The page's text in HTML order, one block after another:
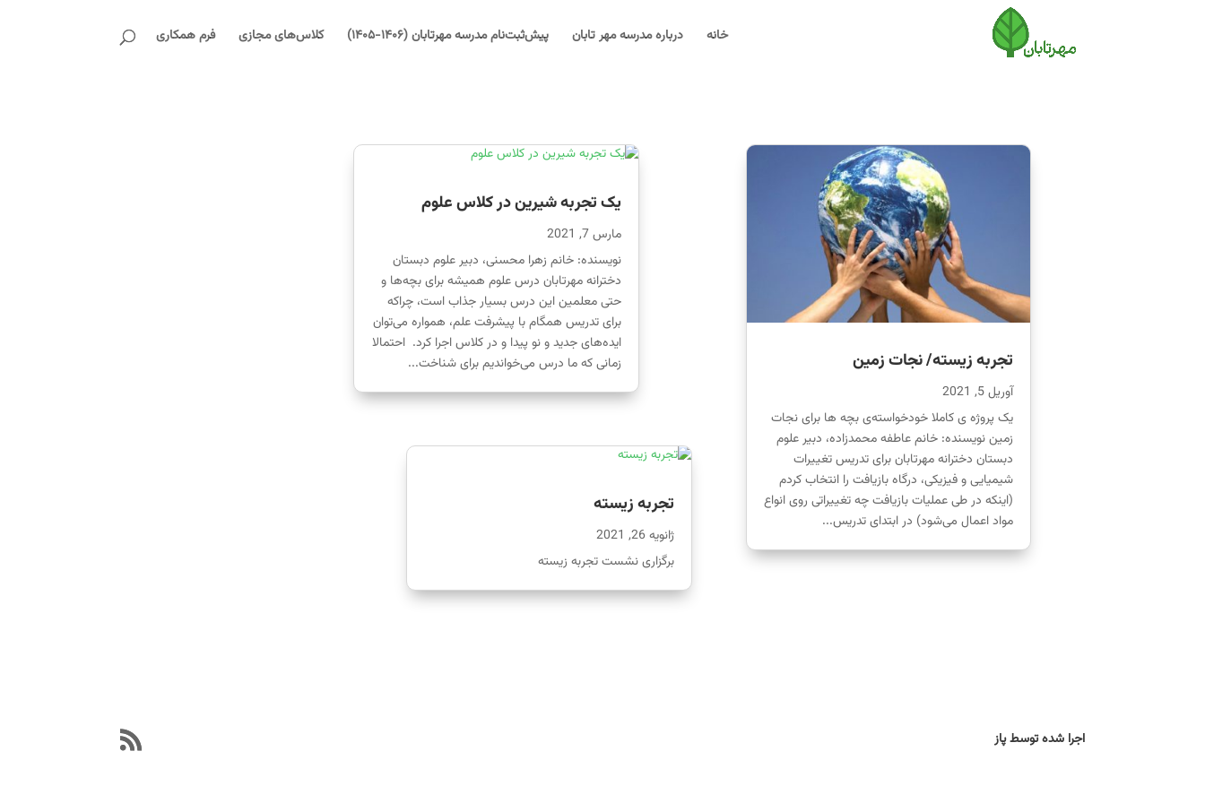
خانه درباره مدرسه مهر تابان پیش‌ثبت‌نام مدرسه مهرتابان (۱۴۰۶-۱۴۰۵) کلاس‌های مجازی فرم همکاری
تجربه زیسته/ نجات زمین
آوریل 5, 2021
یک پروژه ی کاملا خودخواسته‌ی بچه ها برای نجات
زمین نویسنده: خانم عاطفه محمدزاده، دبیر علوم
دبستان دخترانه مهرتابان برای تدریس تغییرات
شیمیایی و فیزیکی، درگاه بازیافت را انتخاب کردم
(اینکه در طی عملیات بازیافت چه تغییراتی روی انواع
مواد اعمال می‌شود) در ابتدای تدریس...
یک تجربه شیرین در کلاس علوم
مارس 7, 2021
نویسنده: خانم زهرا محسنی، دبیر علوم دبستان
دخترانه مهرتابان درس علوم همیشه برای بچه‌ها و
حتی معلمین این درس بسیار جذاب است، چراکه
برای تدریس همگام با پیشرفت علم، همواره می‌توان
ایده‌های جدید و نو پیدا و در کلاس اجرا کرد. احتمالا
زمانی که ما درس می‌خواندیم برای شناخت...
تجربه زیسته
ژانویه 26, 2021
برگزاری نشست تجربه زیسته
اجرا شده توسط پاز